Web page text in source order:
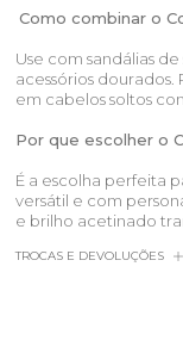
Como combinar o
Use com sandálias
acessórios dourados.
em cabelos soltos
Por que escolher o
É a escolha perfeita
versátil e com
e brilho acetinado
TROCAS E DEVOLUÇÕES